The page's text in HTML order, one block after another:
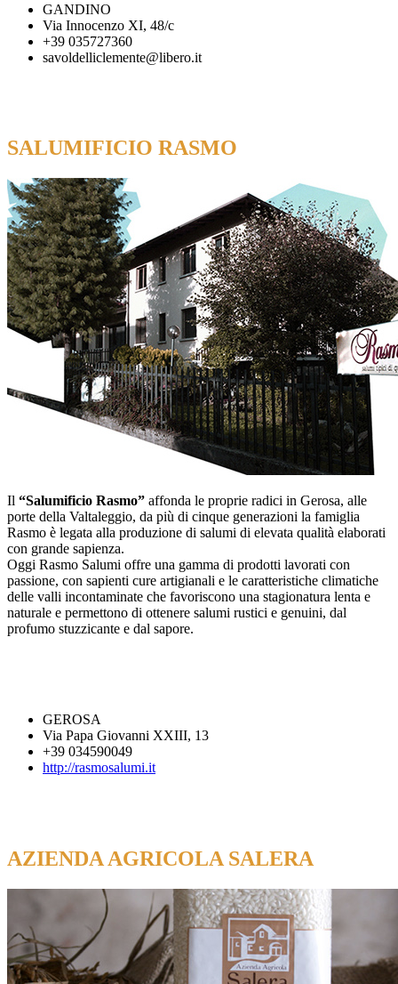
GANDINO
Via Innocenzo XI, 48/c
+39 035727360
savoldelliclemente@libero.it
SALUMIFICIO RASMO
Il “Salumificio Rasmo” affonda le proprie radici in Gerosa, alle
porte della Valtaleggio, da più di cinque generazioni la famiglia
Rasmo è legata alla produzione di salumi di elevata qualità elaborati
con grande sapienza.
Oggi Rasmo Salumi offre una gamma di prodotti lavorati con
passione, con sapienti cure artigianali e le caratteristiche climatiche
delle valli incontaminate che favoriscono una stagionatura lenta e
naturale e permettono di ottenere salumi rustici e genuini, dal
profumo stuzzicante e dal sapore.
GEROSA
Via Papa Giovanni XXIII, 13
+39 034590049
http://rasmosalumi.it
AZIENDA AGRICOLA SALERA